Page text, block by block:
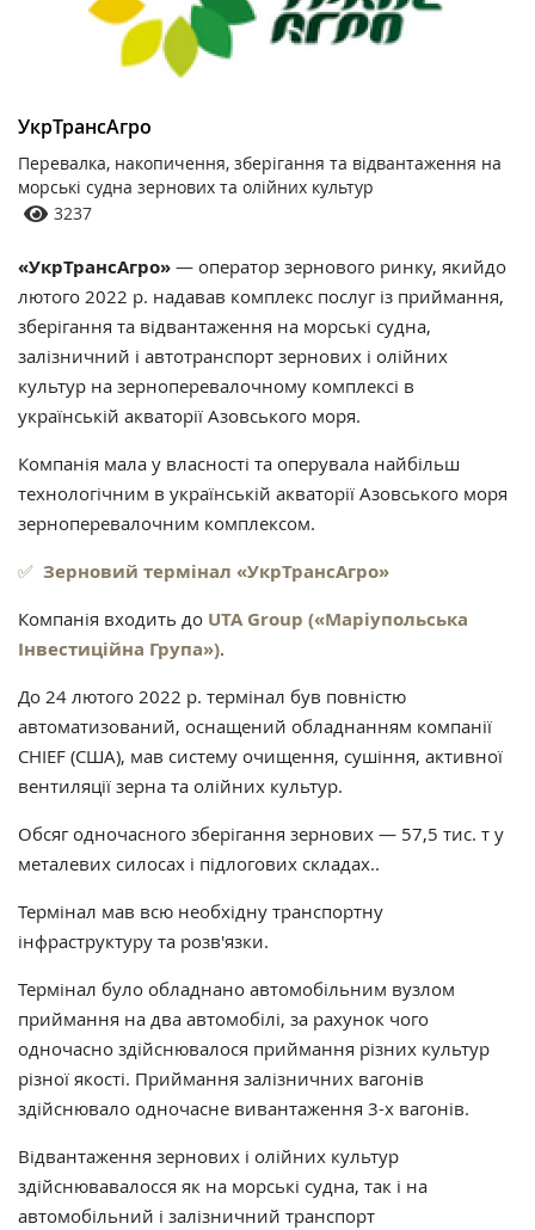
УкрТрансАгро
Перевалка, накопичення, зберігання та відвантаження на
морські судна зернових та олійних культур
3237
«УкрТрансАгро» — оператор зернового ринку, якийдо
лютого 2022 р. надавав комплекс послуг із приймання,
зберігання та відвантаження на морські судна,
залізничний і автотранспорт зернових і олійних
культур на зерноперевалочному комплексі в
українській акваторії Азовського моря.
Компанія мала у власності та оперувала найбільш
технологічним в українській акваторії Азовського моря
зерноперевалочним комплексом.
✅ Зерновий термінал «УкрТрансАгро»
Компанія входить до UTA Group («Маріупольська
Інвестиційна Група»).
До 24 лютого 2022 р. термінал був повністю
автоматизований, оснащений обладнанням компанії
CHIEF (США), мав систему очищення, сушіння, активної
вентиляції зерна та олійних культур.
Обсяг одночасного зберігання зернових — 57,5 тис. т у
металевих силосах і підлогових складах..
Термінал мав всю необхідну транспортну
інфраструктуру та розв'язки.
Термінал було обладнано автомобільним вузлом
приймання на два автомобілі, за рахунок чого
одночасно здійснювалося приймання різних культур
різної якості. Приймання залізничних вагонів
здійснювало одночасне вивантаження 3-х вагонів.
Відвантаження зернових і олійних культур
здійснювавалосся як на морські судна, так і на
автомобільний і залізничний транспорт